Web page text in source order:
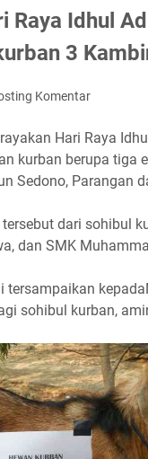
Raya Idhul
3
Komentar
Hari Raya
kurban berupa tiga
Sedono, Parangan
dari sohibul
dan SMK
tersampaikan
sohibul kurban,